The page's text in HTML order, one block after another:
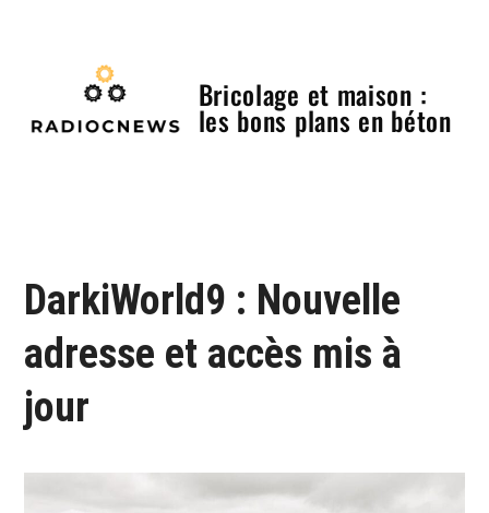
Bricolage et maison :
les bons plans en béton
DarkiWorld9 : Nouvelle
adresse et accès mis à
jour